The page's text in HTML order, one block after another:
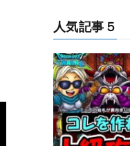
人気記事５